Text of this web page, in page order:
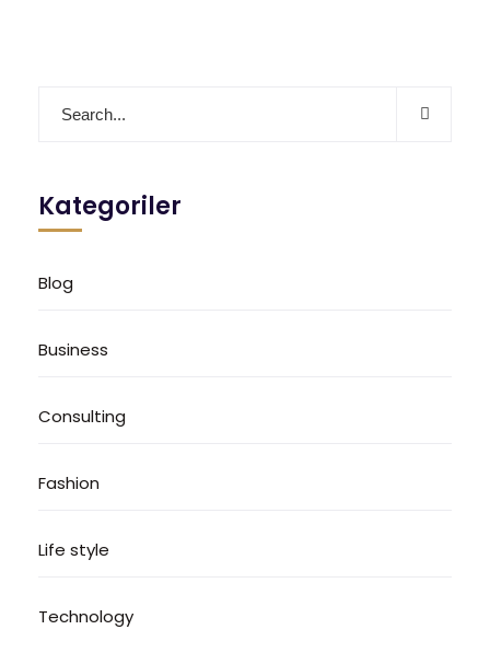
Kategoriler
Blog
Business
Consulting
Fashion
Life style
Technology